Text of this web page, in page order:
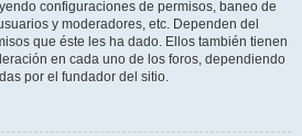
configuraciones de permisos, baneo de
y moderadores, etc. Dependen del
que éste les ha dado. Ellos también tienen
en cada uno de los foros, dependiendo
por el fundador del sitio.